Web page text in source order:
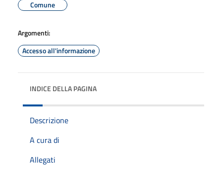
Comune
Argomenti:
Accesso all'informazione
INDICE DELLA PAGINA
Descrizione
A cura di
Allegati